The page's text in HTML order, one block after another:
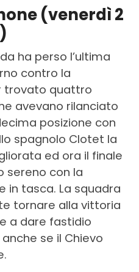
(venerdì 2
ha perso l’ultima
contro la
trovato quattro
avevano rilanciato
posizione con
spagnolo Clotet la
ed ora il finale
sereno con la
in tasca. La squadra
tornare alla vittoria
a dare fastidio
se il Chievo